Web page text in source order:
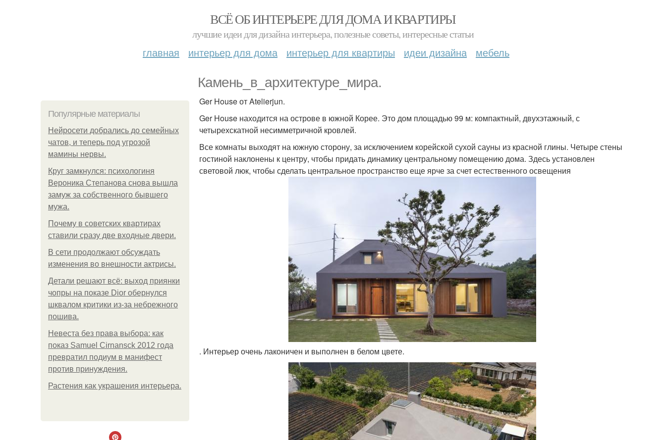
ВСЁ ОБ ИНТЕРЬЕРЕ ДЛЯ ДОМА И КВАРТИРЫ
лучшие идеи для дизайна интерьера, полезные советы, интересные статьи
главная интерьер для дома интерьер для квартиры идеи дизайна мебель
Камень_в_архитектуре_мира.
Популярные материалы
Нейросети добрались до семейных
чатов, и теперь под угрозой
мамины нервы.
Круг замкнулся: психологиня
Вероника Степанова снова вышла
замуж за собственного бывшего
мужа.
Почему в советских квартирах
ставили сразу две входные двери.
В сети продолжают обсуждать
изменения во внешности актрисы.
Детали решают всё: выход приянки
чопры на показе Dior обернулся
шквалом критики из-за небрежного
пошива.
Невеста без права выбора: как
показ Samuel Cirnansck 2012 года
превратил подиум в манифест
против принуждения.
Растения как украшения интерьера.
Ger House от Atelierjun.
Ger House находится на острове в южной Корее. Это дом площадью 99 м: компактный, двухэтажный, с
четырехскатной несимметричной кровлей.
Все комнаты выходят на южную сторону, за исключением корейской сухой сауны из красной глины. Четыре стены
гостиной наклонены к центру, чтобы придать динамику центральному помещению дома. Здесь установлен
световой люк, чтобы сделать центральное пространство еще ярче за счет естественного освещения
. Интерьер очень лаконичен и выполнен в белом цвете.